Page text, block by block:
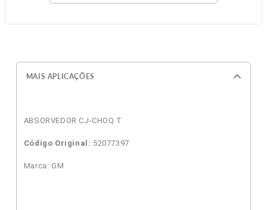
MAIS APLICAÇÕES
ABSORVEDOR CJ-CHOQ T
Código Original: 52077397
Marca: GM